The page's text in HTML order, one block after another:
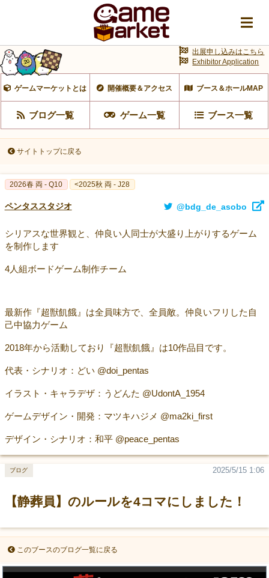
ゲームマーケットとは 開催概要＆アクセス ブース＆ホールMAP
ブログ一覧 ゲーム一覧 ブース一覧
出展申し込みはこちら
Exhibitor Application
サイトトップに戻る
2026春 両 - Q10 <2025秋 両 - J28
ペンタススタジオ @bdg_de_asobo
シリアスな世界観と、仲良い人同士が大盛り上がりするゲーム
を制作します
4人組ボードゲーム制作チーム
最新作『超獣飢餓』は全員味方で、全員敵。仲良いフリした自
己中協力ゲーム
2018年から活動しており『超獣飢餓』は10作品目です。
代表・シナリオ：どい @doi_pentas
イラスト・キャラデザ：うどんた @UdontA_1954
ゲームデザイン・開発：マツキハジメ @ma2ki_first
デザイン・シナリオ：和平 @peace_pentas
【静葬員】のルールを4コマにしました！
2025/5/15 1:06
ブログ
このブースのブログ一覧に戻る